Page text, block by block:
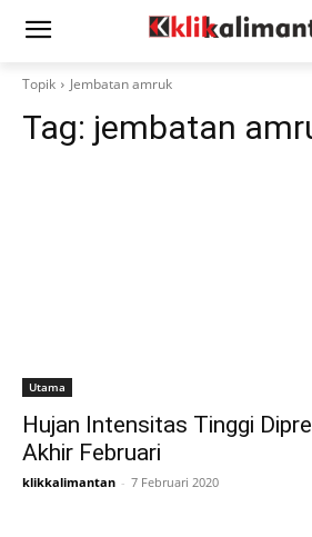
Topik Jembatan amruk
Tag: jembatan
Utama
Hujan Intensitas Tinggi
Akhir Februari
klikkalimantan - 7 Februari 2020